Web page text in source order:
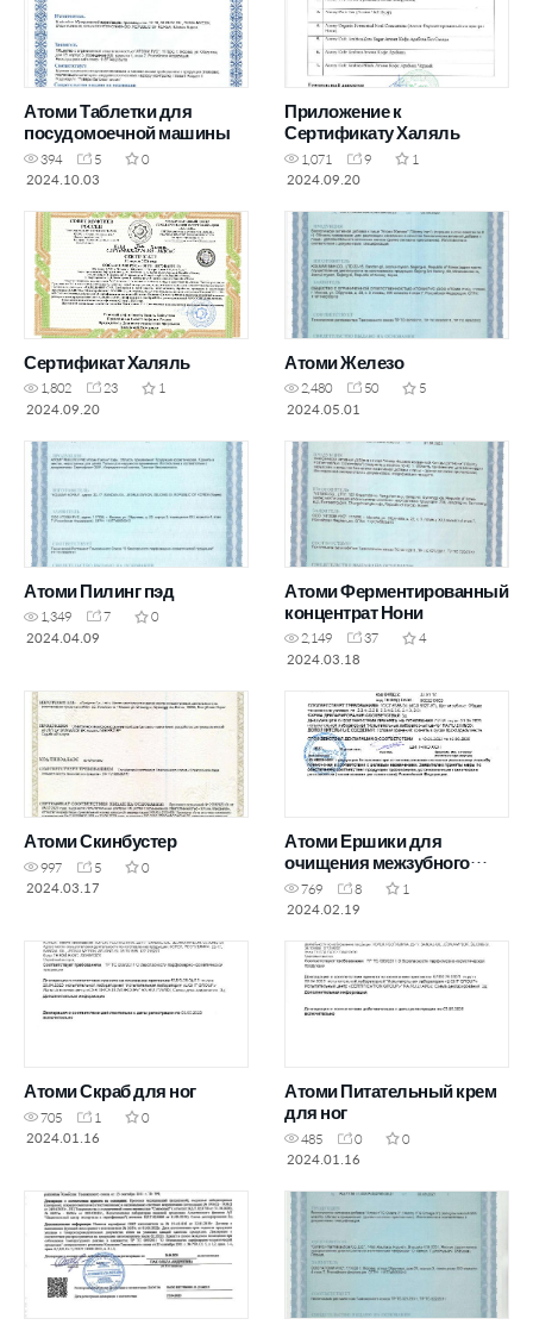
Атоми Таблетки для
посудомоечной машины
394 5
0
2024.10.03
Приложение к
Сертификату Халяль
1,071 9
1
2024.09.20
Сертификат Халяль
1,802 23
1
2024.09.20
Атоми Железо
2,480 50
5
2024.05.01
Атоми Пилинг пэд
1,349 7
0
2024.04.09
Атоми Ферментированный
концентрат Нони
2,149 37
4
2024.03.18
Атоми Скинбустер
997 5
0
2024.03.17
Атоми Ершики для
очищения межзубного
пространства
769 8
1
2024.02.19
Атоми Скраб для ног
705 1
0
2024.01.16
Атоми Питательный крем
для ног
485 0
0
2024.01.16